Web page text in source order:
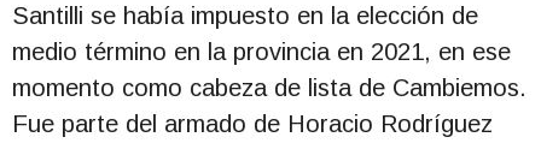
Santilli se había impuesto en la elección de
medio término en la provincia en 2021, en ese
momento como cabeza de lista de Cambiemos.
Fue parte del armado de Horacio Rodríguez